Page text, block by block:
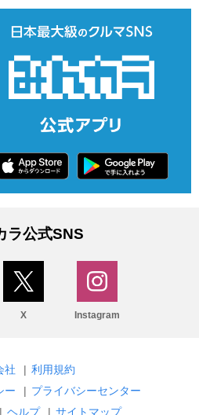
ラ公式SNS
X Instagram
社 | 利用規約
ー
| プライバシーセンター
| ヘルプ | サイトマップ